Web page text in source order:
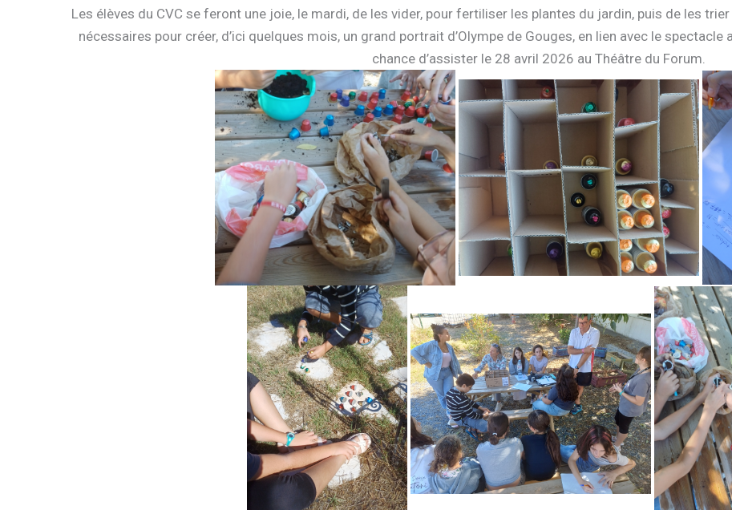
Les élèves du CVC se feront une joie, le mardi, de les vider, pour fertiliser les plantes du jardin, puis de les
nécessaires pour créer, d’ici quelques mois, un grand portrait d’Olympe de Gouges, en lien avec le
chance d’assister le 28 avril 2026 au Théâtre du Forum.